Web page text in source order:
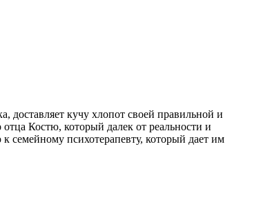
доставляет кучу хлопот своей правильной и
Костю, который далек от реальности и
семейному психотерапевту, который дает им